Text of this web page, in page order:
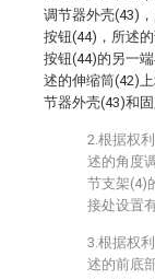
调节器外壳(43)
按钮(44)，所述
按钮(44)的另一
述的伸缩筒(42)
节器外壳(43)和
2.根据权
述的角度
节支架(4)
接处设置
3.根据权
述的前底